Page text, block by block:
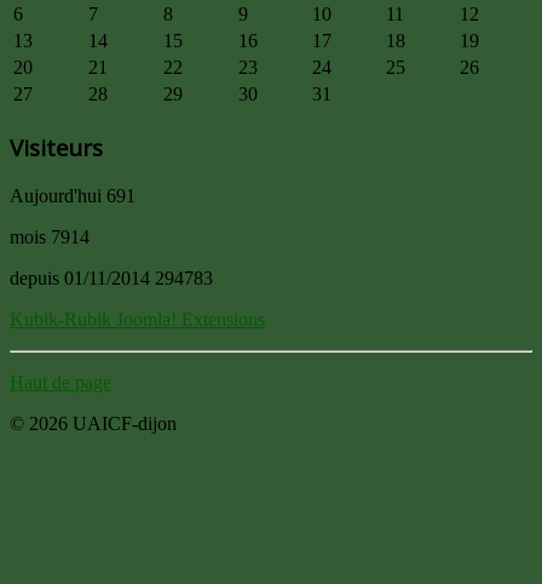
6
7 8 9 10 11
12
13
14 15 16 17 18
19
20
21 22 23 24 25
26
27
28 29 30 31
Visiteurs
Aujourd'hui 691
mois 7914
depuis 01/11/2014 294783
Kubik-Rubik Joomla! Extensions
Haut de page
© 2026 UAICF-dijon